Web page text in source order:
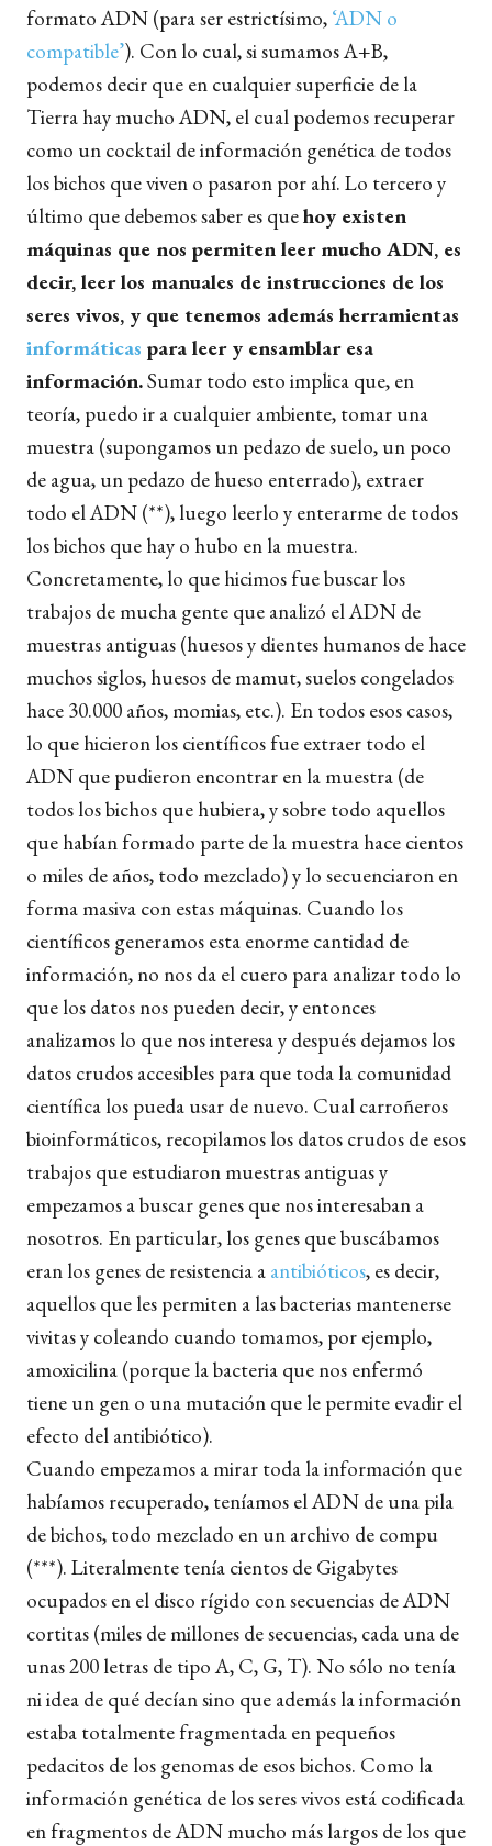
formato ADN (para ser estrictísimo, ‘ADN o
compatible’). Con lo cual, si sumamos A+B,
podemos decir que en cualquier superficie de la
Tierra hay mucho ADN, el cual podemos recuperar
como un cocktail de información genética de todos
los bichos que viven o pasaron por ahí. Lo tercero y
último que debemos saber es quehoy existen
máquinas que nos permiten leer mucho ADN, es
decir, leer los manuales de instrucciones de los
seres vivos, y que tenemos además herramientas
informáticas para leer y ensamblar esa
información.Sumar todo esto implica que, en
teoría, puedo ir a cualquier ambiente, tomar una
muestra (supongamos un pedazo de suelo, un poco
de agua, un pedazo de hueso enterrado), extraer
todo el ADN (**), luego leerlo y enterarme de todos
los bichos que hay o hubo en la muestra.
Concretamente, lo que hicimos fue buscar los
trabajos de mucha gente que analizó el ADN de
muestras antiguas (huesos y dientes humanos de hace
muchos siglos, huesos de mamut, suelos congelados
hace 30.000 años, momias, etc.). En todos esos casos,
lo que hicieron los científicos fue extraer todo el
ADN que pudieron encontrar en la muestra (de
todos los bichos que hubiera, y sobre todo aquellos
que habían formado parte de la muestra hace cientos
o miles de años, todo mezclado) y lo secuenciaron en
forma masiva con estas máquinas. Cuando los
científicos generamos esta enorme cantidad de
información, no nos da el cuero para analizar todo lo
que los datos nos pueden decir, y entonces
analizamos lo que nos interesa y después dejamos los
datos crudos accesibles para que toda la comunidad
científica los pueda usar de nuevo. Cual carroñeros
bioinformáticos, recopilamos los datos crudos de esos
trabajos que estudiaron muestras antiguas y
empezamos a buscar genes que nos interesaban a
nosotros. En particular, los genes que buscábamos
eran los genes de resistencia a antibióticos, es decir,
aquellos que les permiten a las bacterias mantenerse
vivitas y coleando cuando tomamos, por ejemplo,
amoxicilina (porque la bacteria que nos enfermó
tiene un gen o una mutación que le permite evadir el
efecto del antibiótico).
Cuando empezamos a mirar toda la información que
habíamos recuperado, teníamos el ADN de una pila
de bichos, todo mezclado en un archivo de compu
(***). Literalmente tenía cientos de Gigabytes
ocupados en el disco rígido con secuencias de ADN
cortitas (miles de millones de secuencias, cada una de
unas 200 letras de tipo A, C, G, T). No sólo no tenía
ni idea de qué decían sino que además la información
estaba totalmente fragmentada en pequeños
pedacitos de los genomas de esos bichos. Como la
información genética de los seres vivos está codificada
en fragmentos de ADN mucho más largos de los que